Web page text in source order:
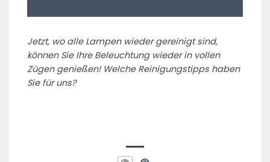
Jetzt, wo alle Lampen wieder gereinigt sind,
können Sie Ihre Beleuchtung wieder in vollen
Zügen genießen! Welche Reinigungstipps haben
Sie für uns?